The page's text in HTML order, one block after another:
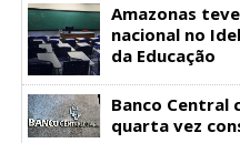
Amazonas
nacional no
da Educação
Banco Central
quarta vez